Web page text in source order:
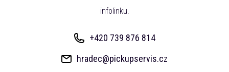
infolinku.
+420 739 876 814
hradec@pickupservis.cz